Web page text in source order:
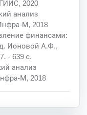
2020
анализ
М, 2018
финансами:
Ионовой А.Ф.,
- 639 с.
анализ
М, 2018